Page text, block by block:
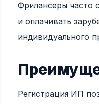
Фрилансеры часто
и оплачивать
индивидуального
Регистрация ИП